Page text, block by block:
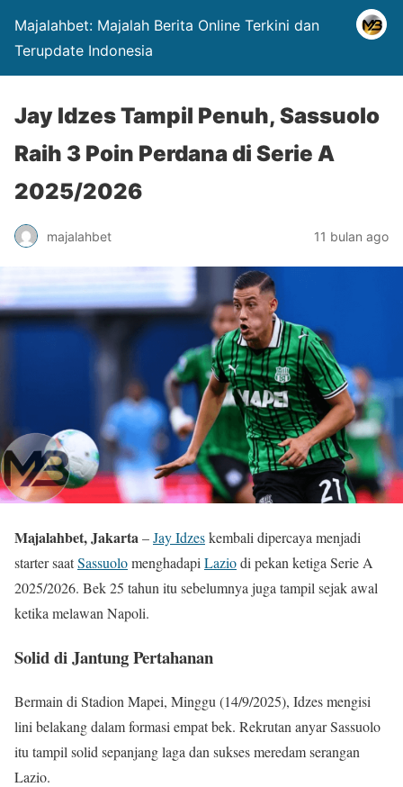
Majalahbet: Majalah Berita Online Terkini dan
Terupdate Indonesia
Jay Idzes Tampil Penuh, Sassuolo
Raih 3 Poin Perdana di Serie A
2025/2026
majalahbet 11 bulan ago
Majalahbet, Jakarta–Jay Idzeskembali dipercaya menjadi
starter saatSassuolomenghadapiLaziodi pekan ketiga Serie A
2025/2026. Bek 25 tahun itu sebelumnya juga tampil sejak awal
ketika melawan Napoli.
Solid di Jantung Pertahanan
Bermain di Stadion Mapei, Minggu (14/9/2025), Idzes mengisi
lini belakang dalam formasi empat bek. Rekrutan anyar Sassuolo
itu tampil solid sepanjang laga dan sukses meredam serangan
Lazio.